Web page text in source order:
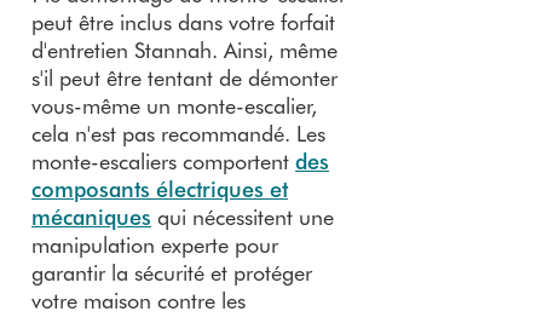
peut être inclus dans votre forfait
d'entretien Stannah. Ainsi, même
s'il peut être tentant de démonter
vous-même un monte-escalier,
cela n'est pas recommandé. Les
monte-escaliers comportent des
composants électriques et
mécaniques qui nécessitent une
manipulation experte pour
garantir la sécurité et protéger
votre maison contre les